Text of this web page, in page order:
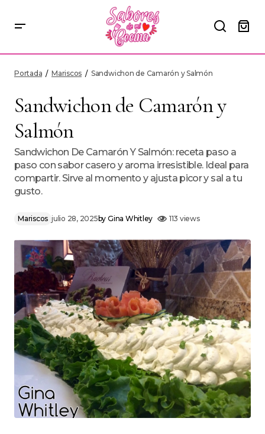
Portada Mariscos Sandwichon de Camarón y Salmón
Sandwichon de Camarón y
Salmón
Sandwichon De Camarón Y Salmón: receta paso a
paso con sabor casero y aroma irresistible. Ideal para
compartir. Sirve al momento y ajusta picor y sal a tu
gusto.
Mariscos julio 28, 2025by Gina Whitley 113 views